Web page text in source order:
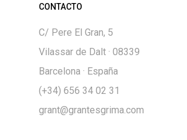
CONTACTO
C/ Pere El Gran, 5
Vilassar de Dalt · 08339
Barcelona · España
(+34) 656 34 02 31
grant@grantesgrima.com